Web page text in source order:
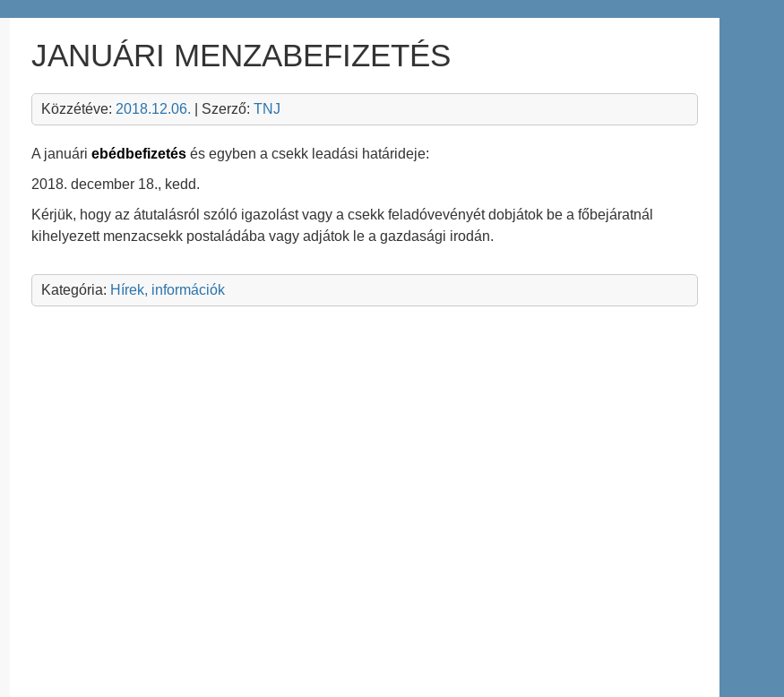
JANUÁRI MENZABEFIZETÉS
Közzétéve: 2018.12.06. | Szerző: TNJ
A januári ebédbefizetés és egyben a csekk leadási határideje:
2018. december 18., kedd.
Kérjük, hogy az átutalásról szóló igazolást vagy a csekk feladóvevényét dobjátok be a főbejáratnál
kihelyezett menzacsekk postaládába vagy adjátok le a gazdasági irodán.
Kategória: Hírek, információk